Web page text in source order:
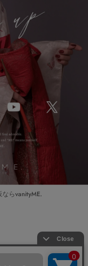
らvanityME.